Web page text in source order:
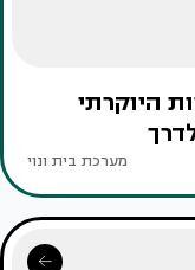
היוקרתי
מערכת בית ונוי